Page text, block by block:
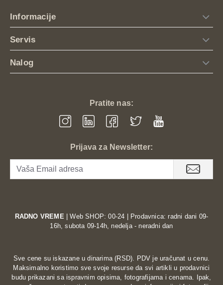
Informacije
Servis
Nalog
Pratite nas:
Prijava za Newsletter:
RADNO VREME| Web SHOP: 00-24 | Prodavnica: radni dani 09-
16h, subota 09-14h, nedelja - neradni dan
Sve cene su iskazane u dinarima (RSD). PDV je uračunat u cenu.
Maksimalno koristimo sve svoje resurse da svi artikli u prodavnici
budu prikazani sa ispravnim opisima, fotografijama i cenama. Ipak,